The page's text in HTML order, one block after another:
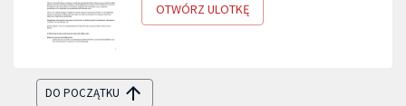
OTWÓRZ ULOTKĘ
DO POCZĄTKU